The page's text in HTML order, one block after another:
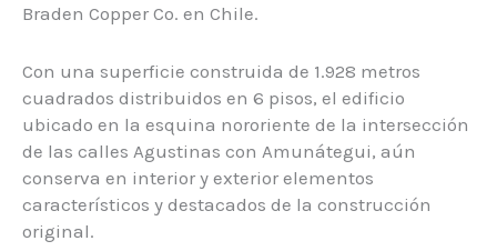
Braden Copper Co. en Chile.
Con una superficie construida de 1.928 metros
cuadrados distribuidos en 6 pisos, el edificio
ubicado en la esquina nororiente de la intersección
de las calles Agustinas con Amunátegui, aún
conserva en interior y exterior elementos
característicos y destacados de la construcción
original.